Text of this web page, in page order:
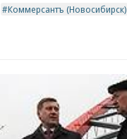
Коммерсантъ (Новосибирск)